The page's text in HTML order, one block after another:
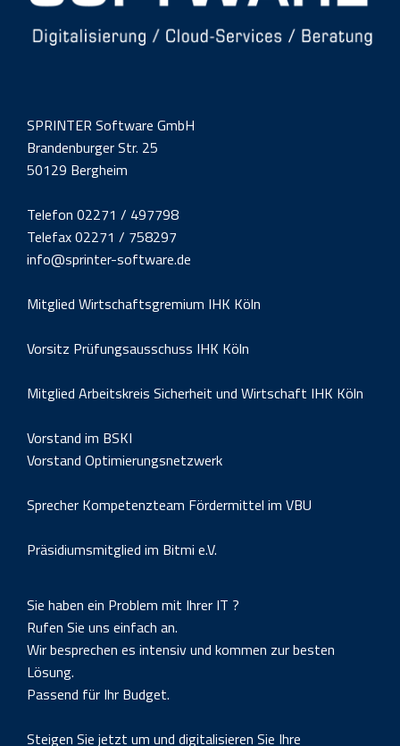
SPRINTER Software GmbH
Brandenburger Str. 25
50129 Bergheim
Telefon 02271 / 497798
Telefax 02271 / 758297
info@sprinter-software.de
Mitglied Wirtschaftsgremium IHK Köln
Vorsitz Prüfungsausschuss IHK Köln
Mitglied Arbeitskreis Sicherheit und Wirtschaft IHK Köln
Vorstand im BSKI
Vorstand Optimierungsnetzwerk
Sprecher Kompetenzteam Fördermittel im VBU
Präsidiumsmitglied im Bitmi e.V.
Sie haben ein Problem mit Ihrer IT ?
Rufen Sie uns einfach an.
Wir besprechen es intensiv und kommen zur besten
Lösung.
Passend für Ihr Budget.
Steigen Sie jetzt um und digitalisieren Sie Ihre